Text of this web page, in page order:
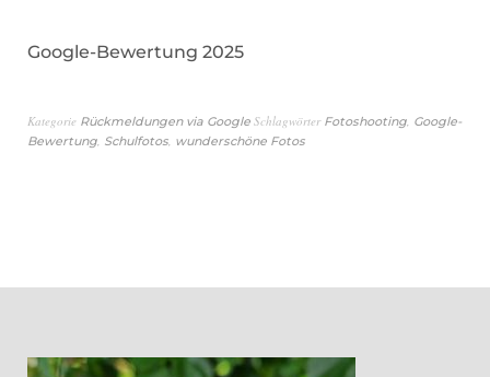
Google-Bewertung 2025
Kategorie Rückmeldungen via Google Schlagwörter Fotoshooting Google-
Bewertung Schulfotos wunderschöne Fotos